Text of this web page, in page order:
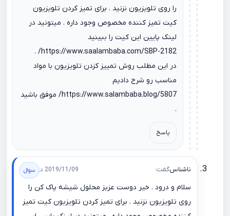
را روی تلویزیون نزنید . برای تمیز کردن تلویزیون
کیت تمیز کننده مخصوص وجود داره . میتونید در
لینک پایین این کیت را ببینید
https://www.saalambaba.com/SBP-2182/
.
در این مطلب روش تمییز کزدن تلویزیون با مواد
مناسب رو شرح دادیم
https://www.salambaba.blog/5807/ موفق باشید
.
پاسخ
ناشناسگفت: 2019/11/09 در 11:06
سلام و درود . خیر دوست عزیز محلول شیشه پاک کن را
روی تلویزیون نزنید . برای تمیز کردن تلویزیون کیت تمیز